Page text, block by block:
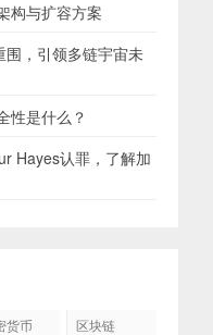
构与扩容方案
，引领多链宇宙未
性是什么？
Hayes认罪，了解加
货币
区块链